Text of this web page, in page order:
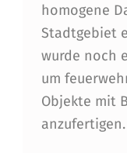
homogene
Stadtgebiet
wurde noch
um
Objekte mit
anzufertigen.